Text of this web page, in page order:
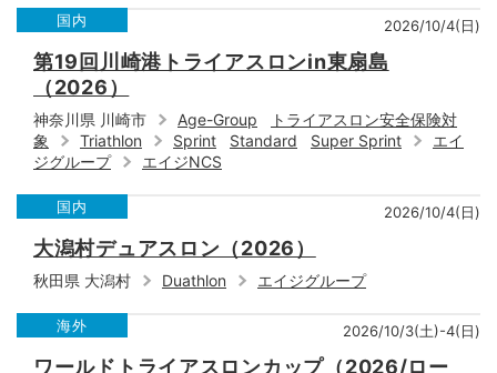
国内 2026/10/4(日)
第19回川崎港トライアスロンin東扇島
（2026）
神奈川県 川崎市 Age-Group
トライアスロン安全保険対
象
Triathlon Sprint Standard Super Sprint
エイ
ジグループ
エイジNCS
国内 2026/10/4(日)
大潟村デュアスロン（2026）
秋田県 大潟村 Duathlon エイジグループ
海外 2026/10/3(土)-4(日)
ワールドトライアスロンカップ（2026/ロー